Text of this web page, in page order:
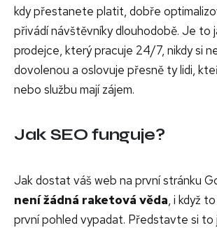
kdy přestanete platit, dobře
přivádí návštěvníky dlouhodobě. Je to
prodejce, který pracuje 24/7, nikdy si
dovolenou a oslovuje přesně ty lidi,
nebo službu mají zájem.
Jak SEO funguje?
Jak dostat váš web na první stránku
není žádná raketová věda, i když
první pohled vypadat. Představte si to